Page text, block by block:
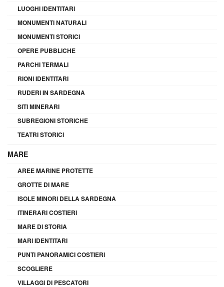
LUOGHI IDENTITARI
MONUMENTI NATURALI
MONUMENTI STORICI
OPERE PUBBLICHE
PARCHI TERMALI
RIONI IDENTITARI
RUDERI IN SARDEGNA
SITI MINERARI
SUBREGIONI STORICHE
TEATRI STORICI
MARE
AREE MARINE PROTETTE
GROTTE DI MARE
ISOLE MINORI DELLA SARDEGNA
ITINERARI COSTIERI
MARE DI STORIA
MARI IDENTITARI
PUNTI PANORAMICI COSTIERI
SCOGLIERE
VILLAGGI DI PESCATORI